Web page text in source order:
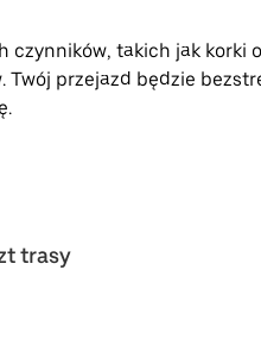
czynników, takich jak korki
przejazd będzie
trasy